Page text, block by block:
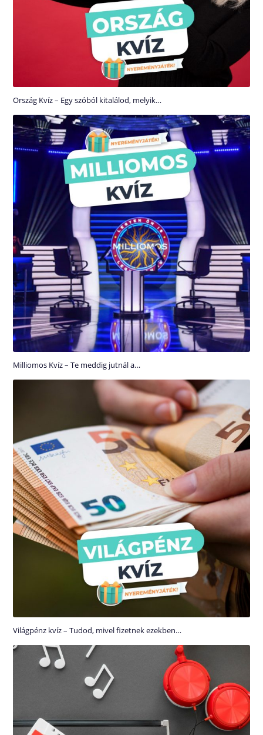
Ország Kvíz – Egy szóból kitalálod, melyik…
Milliomos Kvíz – Te meddig jutnál a…
Világpénz kvíz – Tudod, mivel fizetnek ezekben…